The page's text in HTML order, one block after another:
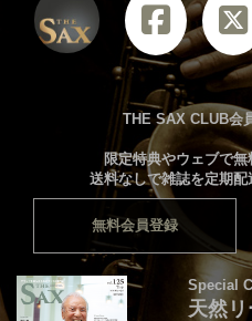
THE SAX CLUB会
限定特典やウェブで
送料なしで雑誌を定期配
無料会員登録
Special
天然リ